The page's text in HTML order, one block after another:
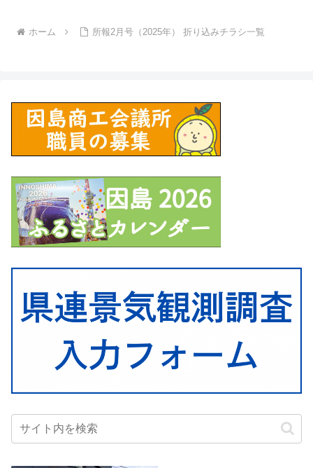
ホーム 所報2月号（2025年） 折り込みチラシ一覧